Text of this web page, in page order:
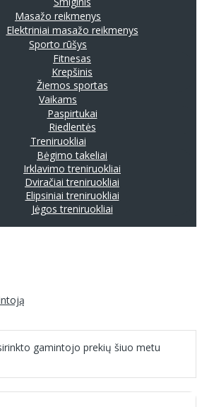
Masažo reikmenys
Elektriniai masažo reikmenys
Sporto rūšys
Fitnesas
Krepšinis
Žiemos sportas
Vaikams
Paspirtukai
Riedlentės
Treniruokliai
Bėgimo takeliai
Irklavimo treniruokliai
Dviračiai treniruokliai
Elipsiniai treniruokliai
Jėgos treniruokliai
gamintojo prekių šiuo metu